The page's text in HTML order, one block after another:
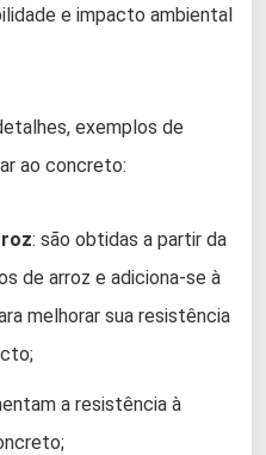
e impacto ambiental
exemplos de
ao concreto:
: são obtidas a partir da
de arroz e adiciona-se à
melhorar sua resistência
a resistência à